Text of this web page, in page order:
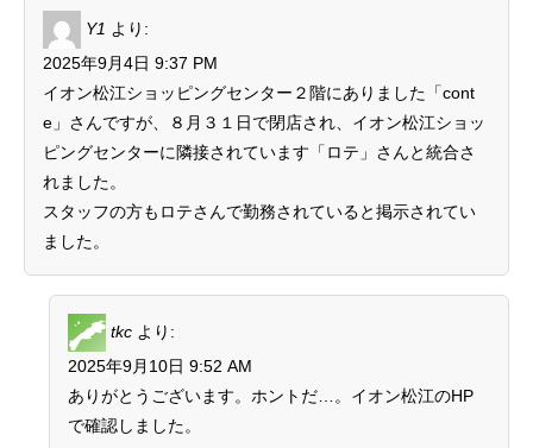
Y1 より:
2025年9月4日 9:37 PM
イオン松江ショッピングセンター２階にありました「cont
e」さんですが、８月３１日で閉店され、イオン松江ショッ
ピングセンターに隣接されています「ロテ」さんと統合さ
れました。
スタッフの方もロテさんで勤務されていると掲示されてい
ました。
tkc より:
2025年9月10日 9:52 AM
ありがとうございます。ホントだ…。イオン松江のHP
で確認しました。